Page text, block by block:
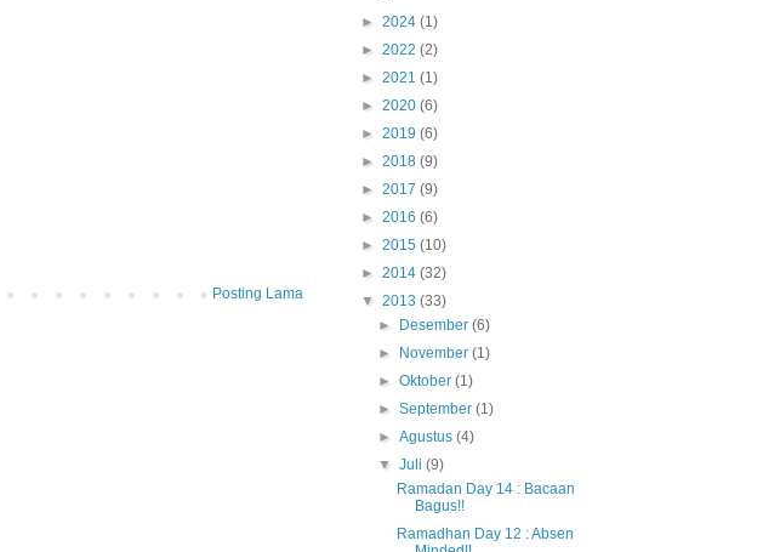
Posting Lama
► 2024 (1)
► 2022 (2)
► 2021 (1)
► 2020 (6)
► 2019 (6)
► 2018 (9)
► 2017 (9)
► 2016 (6)
► 2015 (10)
► 2014 (32)
▼ 2013 (33)
► Desember(6)
► November(1)
►Oktober(1)
►September(1)
►Agustus(4)
▼Juli(9)
Ramadan Day 14 : Bacaan
Bagus!!
Ramadhan Day 12 : Absen